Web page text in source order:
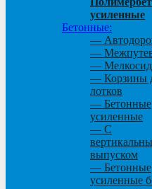
усиленные
Бетонные:
—
—
—
— Корзины
лотков
— Бетонные
усиленные
— С
выпуском
— Бетонные
усиленные